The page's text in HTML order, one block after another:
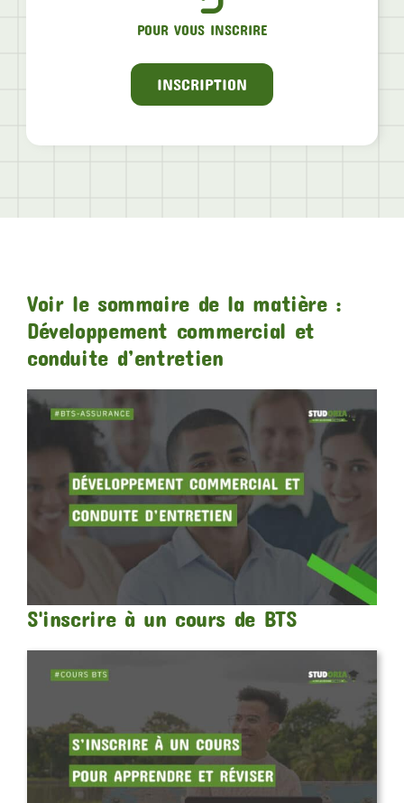
POUR VOUS INSCRIRE
INSCRIPTION
Voir le sommaire de la matière :
Développement commercial et
conduite d’entretien
S'inscrire à un cours de BTS